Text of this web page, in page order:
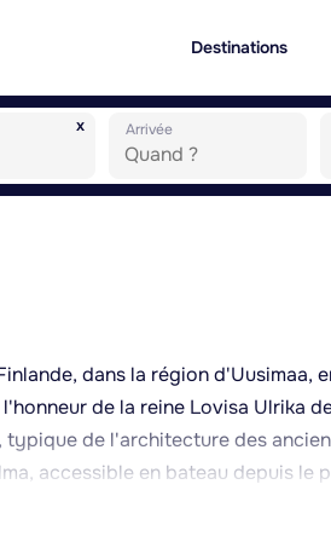
Destinations
x Arrivée
dans la région d'Uusimaa,
de la reine Lovisa Ulrika
de l'architecture des
accessible en bateau depuis le